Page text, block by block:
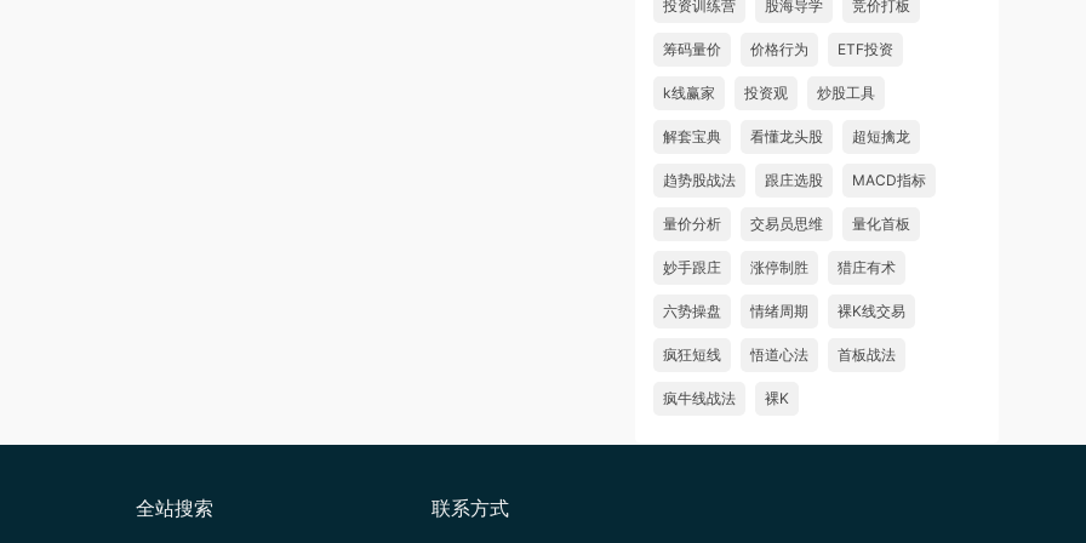
投资训练营 股海导学 竞价打板
筹码量价 价格行为 ETF投资
k线赢家 投资观 炒股工具
解套宝典 看懂龙头股 超短擒龙
趋势股战法 跟庄选股 MACD指标
量价分析 交易员思维 量化首板
妙手跟庄 涨停制胜 猎庄有术
六势操盘 情绪周期 裸K线交易
疯狂短线 悟道心法 首板战法
疯牛线战法 裸K
全站搜索 联系方式